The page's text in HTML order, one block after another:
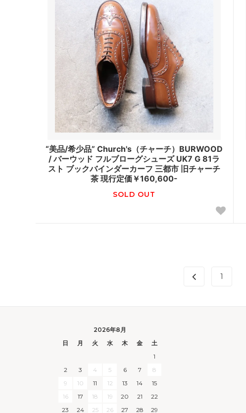
“美品/希少品” Church's（チャーチ）BURWOOD
/ バーウッド フルブローグシューズ UK7 G 81ラ
スト ブックバインダーカーフ 三都市 旧チャーチ
茶 現行定価￥160,600-
SOLD OUT
1
2026年8月
日
月 火 水 木 金
土
1
2
3 4 5 6 7
8
9
10 11 12 13 14
15
16
17 18 19 20 21
22
23
24 25 26 27 28 29